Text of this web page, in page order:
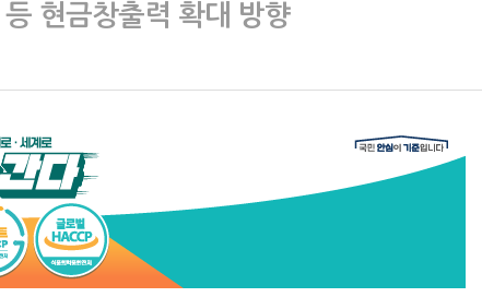
현금창출력 확대 방향